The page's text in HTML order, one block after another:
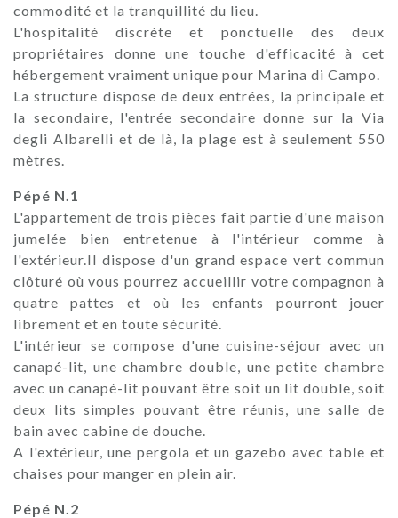
commodité et la tranquillité du lieu.
L'hospitalité discrète et ponctuelle des deux
propriétaires donne une touche d'efficacité à cet
hébergement vraiment unique pour Marina di Campo.
La structure dispose de deux entrées, la principale et
la secondaire, l'entrée secondaire donne sur la Via
degli Albarelli et de là, la plage est à seulement 550
mètres.
Pépé N.1
L'appartement de trois pièces fait partie d'une maison
jumelée bien entretenue à l'intérieur comme à
l'extérieur.Il dispose d'un grand espace vert commun
clôturé où vous pourrez accueillir votre compagnon à
quatre pattes et où les enfants pourront jouer
librement et en toute sécurité.
L'intérieur se compose d'une cuisine-séjour avec un
canapé-lit, une chambre double, une petite chambre
avec un canapé-lit pouvant être soit un lit double, soit
deux lits simples pouvant être réunis, une salle de
bain avec cabine de douche.
A l'extérieur, une pergola et un gazebo avec table et
chaises pour manger en plein air.
Pépé N.2